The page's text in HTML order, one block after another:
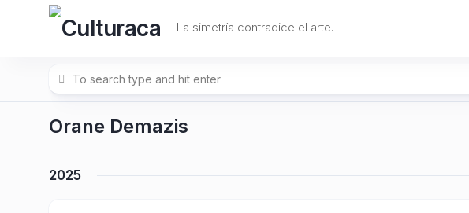
La simetría contradice el arte.
Orane Demazis
2025